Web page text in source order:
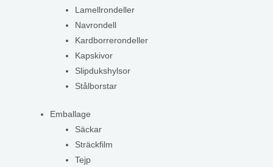
Lamellrondeller
Navrondell
Kardborrerondeller
Kapskivor
Slipdukshylsor
Stålborstar
Emballage
Säckar
Sträckfilm
Tejp